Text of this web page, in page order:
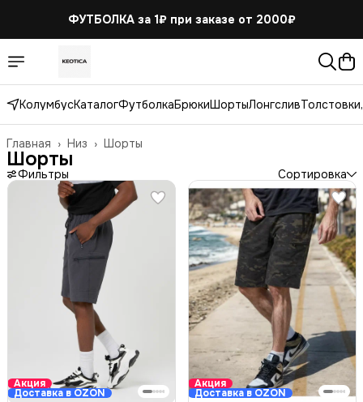
ФУТБОЛКА за 1₽ при заказе от 2000₽
КолумбусКаталогФутболкаБрюкиШортыЛонгслив
Шорты
Низ ›
Главная ›
Шорты
Фильтры Сортировка
Акция
Доставка в OZON
Акция
Доставка в OZON